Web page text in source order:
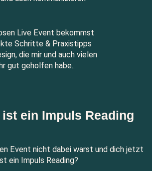
Live Event bekommst
Schritte & Praxistipps
die mir und auch vielen
gut geholfen habe..
ein Impuls Reading
Event nicht dabei warst und dich jetzt
ein Impuls Reading?